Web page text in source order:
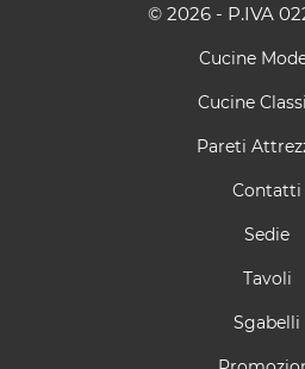
© 2026 - P.IVA
Cucine
Cucine
Pareti
Contatti
Sedie
Tavoli
Sgabelli